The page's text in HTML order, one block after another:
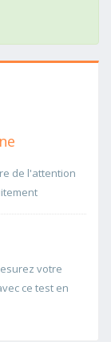
de l'attention
votre
ce test en